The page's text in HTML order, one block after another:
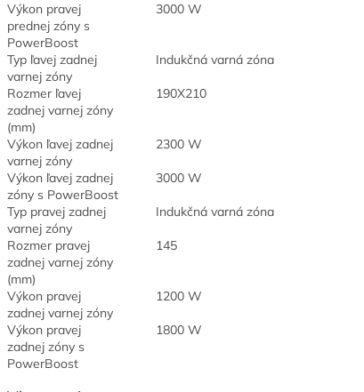
Výkon pravej
prednej zóny s
PowerBoost
3000 W
Typ ľavej zadnej
varnej zóny
Indukčná varná zóna
Rozmer ľavej
zadnej varnej zóny
(mm)
190X210
Výkon ľavej zadnej
varnej zóny
2300 W
Výkon ľavej zadnej
zóny s PowerBoost
3000 W
Typ pravej zadnej
varnej zóny
Indukčná varná zóna
Rozmer pravej
zadnej varnej zóny
(mm)
145
Výkon pravej
zadnej varnej zóny
1200 W
Výkon pravej
zadnej zóny s
PowerBoost
1800 W